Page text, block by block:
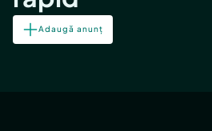
Adaugă anunț